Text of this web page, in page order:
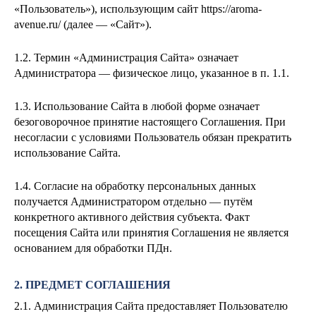
«Пользователь»), использующим сайт https://aroma-
avenue.ru/ (далее — «Сайт»).
1.2. Термин «Администрация Сайта» означает
Администратора — физическое лицо, указанное в п. 1.1.
1.3. Использование Сайта в любой форме означает
безоговорочное принятие настоящего Соглашения. При
несогласии с условиями Пользователь обязан прекратить
использование Сайта.
1.4. Согласие на обработку персональных данных
получается Администратором отдельно — путём
конкретного активного действия субъекта. Факт
посещения Сайта или принятия Соглашения не является
основанием для обработки ПДн.
2. ПРЕДМЕТ СОГЛАШЕНИЯ
2.1. Администрация Сайта предоставляет Пользователю